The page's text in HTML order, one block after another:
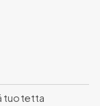
tuotetta